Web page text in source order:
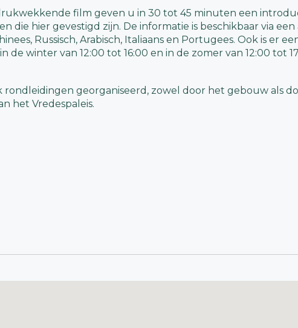
film geven u in 30 tot 45 minuten een
die hier gevestigd zijn. De informatie is beschikbaar via
Russisch, Arabisch, Italiaans en Portugees. Ook is er
de winter van 12:00 tot 16:00 en in de zomer van 12:00 tot
georganiseerd, zowel door het gebouw als
het Vredespaleis.